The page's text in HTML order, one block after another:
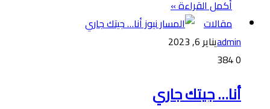
أكمل القراءة »
مقالات
adminيناير 6, 2023
0
أنا… جيتك جاري